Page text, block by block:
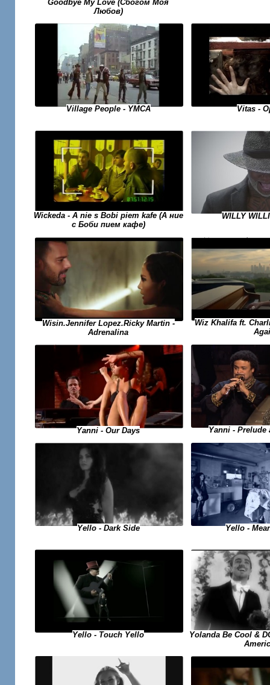
Goodbye My Love (Сбогом Моя
Любов)
Village People - YMCA Vitas -
Wickeda - A nie s Bobi piem kafe (А ние
с Боби пием кафе)
WILLY
Wisin.Jennifer Lopez.Ricky Martin -
Adrenalina
Wiz Khalifa ft.
Yanni - Our Days Yanni - Prelude
Yello - Dark Side Yello -
Yello - Touch Yello
Yolanda Be Cool &